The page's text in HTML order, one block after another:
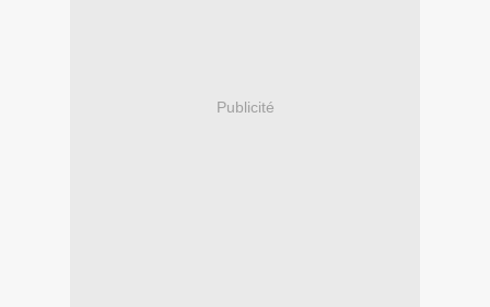
Publicité